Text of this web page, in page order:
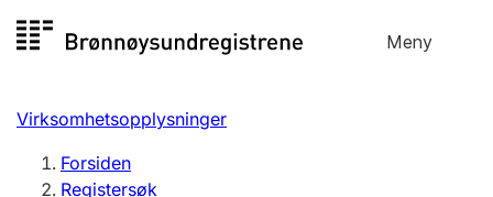
til
Meny
Registersøk
Aksjeselskap
Virksomhetsopplysninger
Forsiden
Registersøk